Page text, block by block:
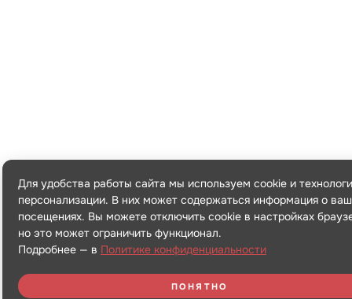
Для удобства работы сайта мы используем cookie и
персонализации. В них может содержаться информация о
посещениях. Вы можете отключить cookie в настройках
но это может ограничить функционал.
Подробнее — в Политике конфиденциальности
ПОНЯТНО